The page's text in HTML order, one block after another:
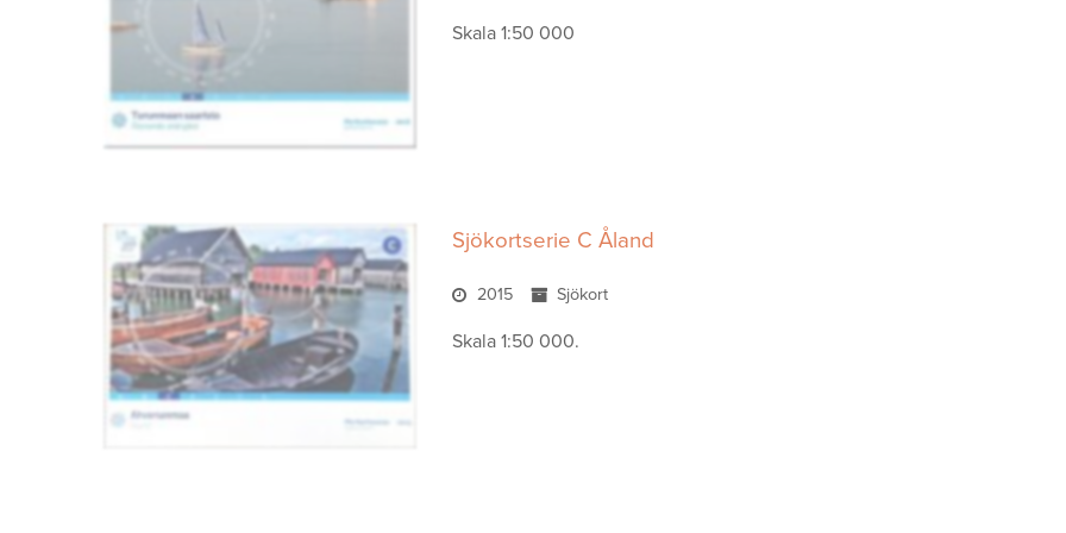
Skala 1:50 000
Sjökortserie C Åland
2015 Sjökort
Skala 1:50 000.